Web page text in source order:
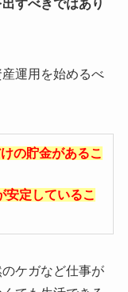
すべきではあり
運用を始めるべ
の貯金があるこ
安定しているこ
ケガなど仕事が